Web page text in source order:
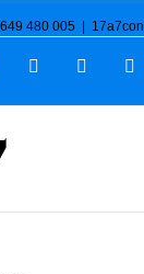
480 005
Email Twitter Facebook